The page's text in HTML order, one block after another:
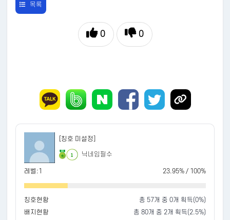
목록
0 0
[칭호 미설정]
1 닉네임필수
레벨:1 23.95% / 100%
칭호현황
총 57개 중 0개 획득(0%)
배지현황
총 80개 중 2개 획득(2.5%)